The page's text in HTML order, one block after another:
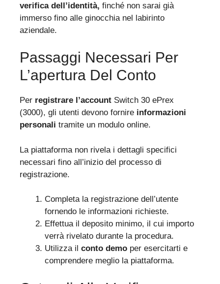
verifica dell’identità, finché non sarai già
immerso fino alle ginocchia nel labirinto
aziendale.
Passaggi Necessari Per
L’apertura Del Conto
Per registrare l’account Switch 30 ePrex
(3000), gli utenti devono fornire informazioni
personali tramite un modulo online.
La piattaforma non rivela i dettagli specifici
necessari fino all’inizio del processo di
registrazione.
Completa la registrazione dell’utente
fornendo le informazioni richieste.
Effettua il deposito minimo, il cui importo
verrà rivelato durante la procedura.
Utilizza il conto demo per esercitarti e
comprendere meglio la piattaforma.